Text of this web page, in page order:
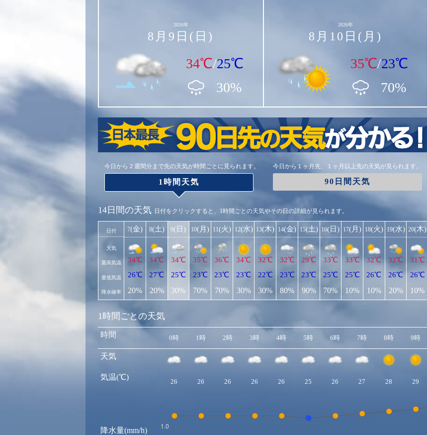
2026年
8月9日(日)
34℃/25℃
30%
2026年
8月10日(月)
35℃/23℃
70%
今日から２週間分まで先の天気が時間ごとに見られます。
1時間天気
今日から１ヶ月先、１ヶ月以上先の天気が見られます。
90日間天気
14日間の天気 日付をクリックすると、1時間ごとの天気やその日の詳細が見られます。
日付
天気
最高気温
最低気温
降水確率
7(金)
34℃
26℃
20%
8(土)
34℃
27℃
20%
9(日)
34℃
25℃
30%
10(月)
35℃
23℃
70%
11(火)
36℃
23℃
70%
12(水)
34℃
23℃
30%
13(木)
32℃
22℃
30%
14(金)
32℃
23℃
80%
15(土)
29℃
23℃
90%
16(日)
33℃
25℃
70%
17(月)
33℃
25℃
10%
18(火)
32℃
26℃
10%
19(水)
32℃
26℃
20%
20(木)
31℃
26℃
10%
1時間ごとの天気
時間
天気
気温(℃)
降水量(mm/h)
0時 1時 2時 3時 4時 5時 6時 7時 8時 9時
26 26 26 26 26 25 26 27 28 29